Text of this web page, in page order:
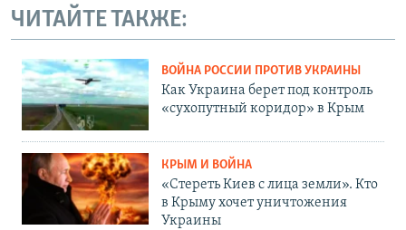
ЧИТАЙТЕ ТАКЖЕ:
ВОЙНА РОССИИ ПРОТИВ УКРАИНЫ
Как Украина берет под контроль
«сухопутный коридор» в Крым
КРЫМ И ВОЙНА
«Стереть Киев с лица земли». Кто
в Крыму хочет уничтожения
Украины